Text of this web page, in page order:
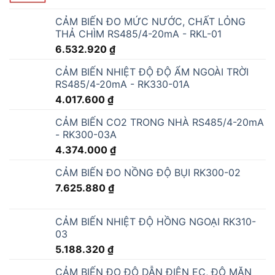
CẢM BIẾN ĐO MỨC NƯỚC, CHẤT LỎNG
THẢ CHÌM RS485/4-20mA - RKL-01
6.532.920 ₫
CẢM BIẾN NHIỆT ĐỘ ĐỘ ẨM NGOÀI TRỜI
RS485/4-20mA - RK330-01A
4.017.600 ₫
CẢM BIẾN CO2 TRONG NHÀ RS485/4-20mA
- RK300-03A
4.374.000 ₫
CẢM BIẾN ĐO NỒNG ĐỘ BỤI RK300-02
7.625.880 ₫
CẢM BIẾN NHIỆT ĐỘ HỒNG NGOẠI RK310-
03
5.188.320 ₫
CẢM BIẾN ĐO ĐỘ DẪN ĐIỆN EC, ĐỘ MẶN